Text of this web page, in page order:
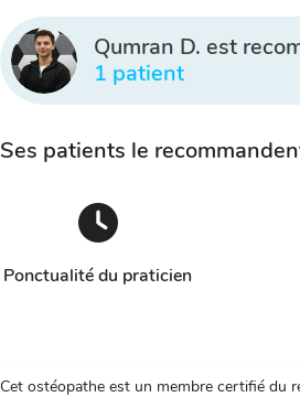
Qumran D. est
1 patient
Ses patients le
Ponctualité du praticien
Cet ostéopathe est un membre certifié du